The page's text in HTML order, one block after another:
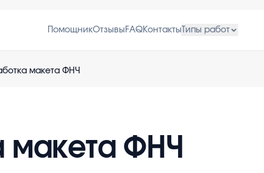
ПомощникОтзывы FAQКонтакты Типы работ
макета ФНЧ
макета ФНЧ